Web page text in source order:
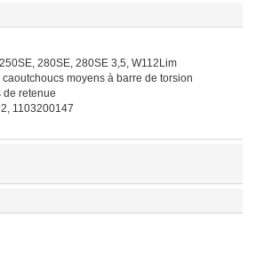
280SE, 280SE 3,5, W112Lim
moyens à barre de torsion
de retenue
1103200147